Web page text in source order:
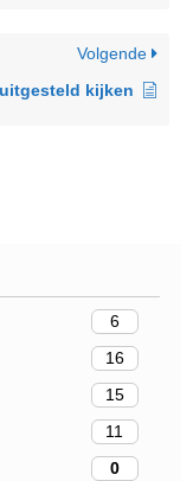
6
16
15
11
0
Volgende
kijken